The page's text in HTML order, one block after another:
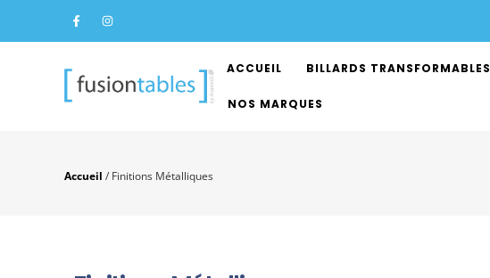
ACCUEIL BILLARDS TRANSFORMABLES
NOS MARQUES
Accueil / Finitions Métalliques